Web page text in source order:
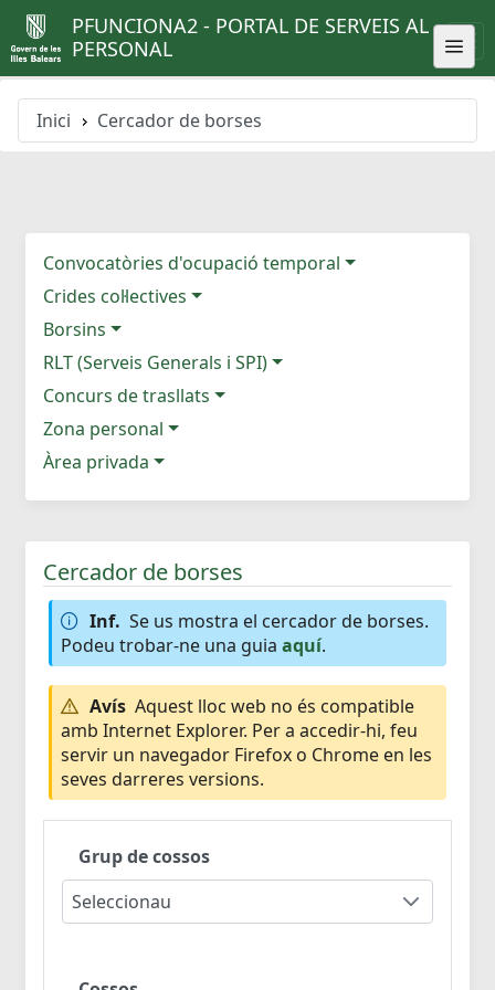
PFUNCIONA2 - PORTAL DE SERVEIS AL
PERSONAL
Inici Cercador de borses
Convocatòries d'ocupació temporal
Crides col·lectives
Borsins
RLT (Serveis Generals i SPI)
Concurs de trasllats
Zona personal
Àrea privada
Cercador de borses
Inf. Se us mostra el cercador de borses.
Podeu trobar-ne una guia aquí.
Avís Aquest lloc web no és compatible
amb Internet Explorer. Per a accedir-hi, feu
servir un navegador Firefox o Chrome en les
seves darreres versions.
Grup de cossos
Seleccionau